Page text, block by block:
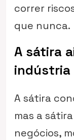
correr
que nunca.
A sátira
indústria
A sátira
mas a
negócios,